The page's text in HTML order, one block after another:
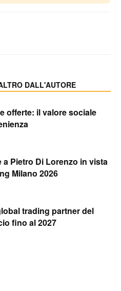
DALL'AUTORE
offerte: il valore sociale
a Pietro Di Lorenzo in vista
Milano 2026
trading partner del
fino al 2027